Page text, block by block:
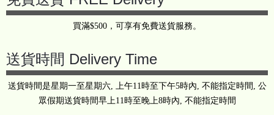
買滿$500，可享有免費送貨服務。
送貨時間 Delivery Time
送貨時間是星期一至星期六, 上午11時至下午5時內, 不能指定時間, 公
眾假期送貨時間早上11時至晚上8時內, 不能指定時間